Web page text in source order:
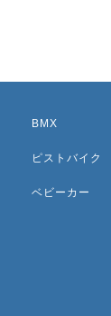
BMX
ピストバイク
ベビーカー